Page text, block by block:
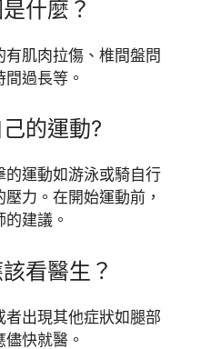
什麼？
肌肉拉傷、椎間盤問
過長等。
的運動?
運動如游泳或騎自行
力。在開始運動前，
建議。
看醫生？
出現其他症狀如腿部
快就醫。